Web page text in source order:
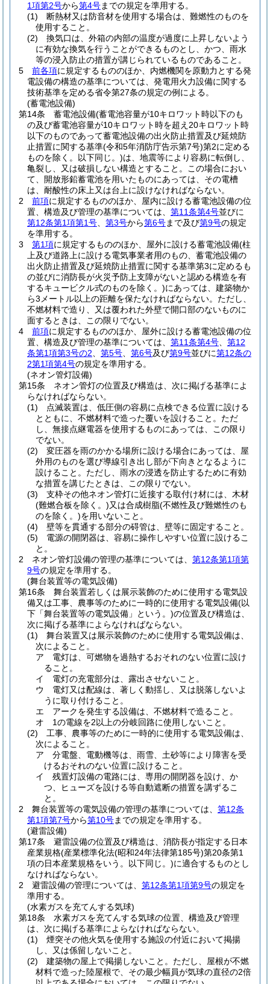
1項第2号から第4号までの規定を準用する。
(1)
断熱材又は防音材を使用する場合は、難燃性のものを
使用すること。
(2)
換気口は、外箱の内部の温度が過度に上昇しないよう
に有効な換気を行うことができるものとし、かつ、雨水
等の浸入防止の措置が講じられているものであること。
5
前各項に規定するもののほか、内燃機関を原動力とする発
電設備の構造の基準については、発電用火力設備に関する
技術基準を定める省令第27条の規定の例による。
(蓄電池設備)
第14条
蓄電池設備(蓄電池容量が10キロワット時以下のも
の及び蓄電池容量が10キロワット時を超え20キロワット時
以下のものであって蓄電池設備の出火防止措置及び延焼防
止措置に関する基準(令和5年消防庁告示第7号)第2に定める
ものを除く。以下同じ。)は、地震等により容易に転倒し、
亀裂し、又は破損しない構造とすること。
この場合におい
て、開放形鉛蓄電池を用いたものにあっては、その電槽
は、耐酸性の床上又は台上に設けなければならない。
2
前項に規定するもののほか、屋内に設ける蓄電池設備の位
置、構造及び管理の基準については、 第11条第4号並びに
第12条第1項第1号
第3号から第6号まで及び第9号の規定
を準用する。
3
第1項に規定するもののほか、屋外に設ける蓄電池設備(柱
上及び道路上に設ける電気事業者用のもの、蓄電池設備の
出火防止措置及び延焼防止措置に関する基準第3に定めるも
の並びに消防長が火災予防上支障がないと認める構造を有
するキュービクル式のものを除く。)にあっては、建築物か
ら3メートル以上の距離を保たなければならない。 ただし、
不燃材料で造り、又は覆われた外壁で開口部のないものに
面するときは、この限りでない。
4
前項に規定するもののほか、屋外に設ける蓄電池設備の位
置、構造及び管理の基準については、 第11条第4号
第12
条第1項第3号の2
第5号 第6号及び第9号並びに第12条の
2第1項第4号の規定を準用する。
(ネオン管灯設備)
第15条
ネオン管灯の位置及び構造は、次に掲げる基準によ
らなければならない。
(1)
点滅装置は、低圧側の容易に点検できる位置に設ける
とともに、不燃材料で造った覆いを設けること。 ただ
し、無接点継電器を使用するものにあっては、この限り
でない。
(2)
変圧器を雨のかかる場所に設ける場合にあっては、屋
外用のものを選び導線引き出し部が下向きとなるように
設けること。 ただし、雨水の浸透を防止するために有効
な措置を講じたときは、この限りでない。
(3)
支枠その他ネオン管灯に近接する取付け材には、木材
(難燃合板を除く。)又は合成樹脂(不燃性及び難燃性のも
のを除く。)を用いないこと。
(4)
壁等を貫通する部分の碍管は、壁等に固定すること。
(5)
電源の開閉器は、容易に操作しやすい位置に設けるこ
と。
2
ネオン管灯設備の管理の基準については、 第12条第1項第
9号の規定を準用する。
(舞台装置等の電気設備)
第16条
舞台装置若しくは展示装飾のために使用する電気設
備又は工事、農事等のために一時的に使用する電気設備(以
下「舞台装置等の電気設備」という。)の位置及び構造は、
次に掲げる基準によらなければならない。
(1)
舞台装置又は展示装飾のために使用する電気設備は、
次によること。
ア
電灯は、可燃物を過熱するおそれのない位置に設け
ること。
イ
電灯の充電部分は、露出させないこと。
ウ
電灯又は配線は、著しく動揺し、又は脱落しないよ
うに取り付けること。
エ
アークを発生する設備は、不燃材料で造ること。
オ
1の電線を2以上の分岐回路に使用しないこと。
(2)
工事、農事等のために一時的に使用する電気設備は、
次によること。
ア
分電盤、電動機等は、雨雪、土砂等により障害を受
けるおそれのない位置に設けること。
イ
残置灯設備の電路には、専用の開閉器を設け、か
つ、ヒューズを設ける等自動遮断の措置を講ずるこ
と。
2
舞台装置等の電気設備の管理の基準については、 第12条
第1項第7号から第10号までの規定を準用する。
(避雷設備)
第17条
避雷設備の位置及び構造は、消防長が指定する日本
産業規格(産業標準化法(昭和24年法律第185号)第20条第1
項の日本産業規格をいう。以下同じ。)に適合するものとし
なければならない。
2
避雷設備の管理については、 第12条第1項第9号の規定を
準用する。
(水素ガスを充てんする気球)
第18条
水素ガスを充てんする気球の位置、構造及び管理
は、次に掲げる基準によらなければならない。
(1)
煙突その他火気を使用する施設の付近において掲揚
し、又は係留しないこと。
(2)
建築物の屋上で掲揚しないこと。 ただし、屋根が不燃
材料で造った陸屋根で、その最少幅員が気球の直径の2倍